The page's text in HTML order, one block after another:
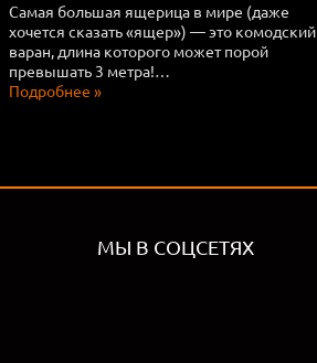
Самая большая ящерица в мире (даже
хочется сказать «ящер») — это комодский
варан, длина которого может порой
превышать 3 метра!…
Подробнее »
МЫ В СОЦСЕТЯХ